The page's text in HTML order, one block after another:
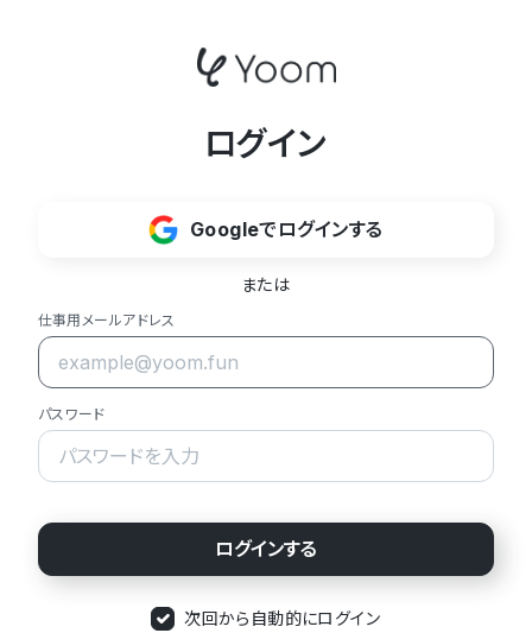
ログイン
Googleでログインする
または
仕事用メールアドレス
パスワード
次回から自動的にログイン